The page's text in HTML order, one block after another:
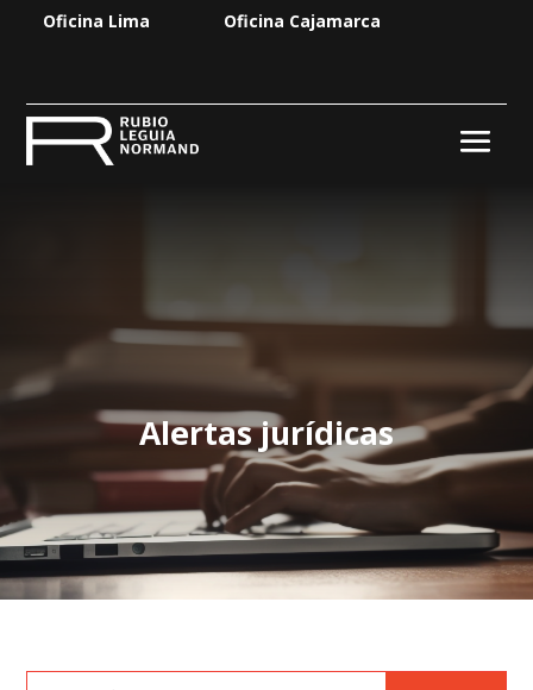
Oficina Lima Oficina Cajamarca
Alertas jurídicas